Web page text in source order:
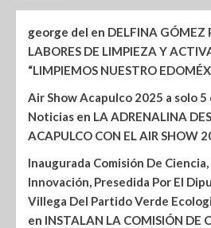
george del en DELFINA GÓMEZ
LABORES DE LIMPIEZA Y
“LIMPIEMOS NUESTRO
Air Show Acapulco 2025 a solo 5
Noticias en LA ADRENALINA
ACAPULCO CON EL AIR SHOW
Inaugurada Comisión De
Innovación, Presedida Por El
Villega Del Partido Verde
en INSTALAN LA COMISIÓN DE